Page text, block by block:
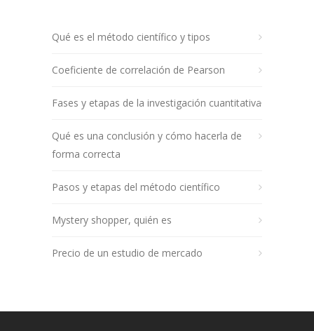
Qué es el método científico y tipos
Coeficiente de correlación de Pearson
Fases y etapas de la investigación cuantitativa
Qué es una conclusión y cómo hacerla de
forma correcta
Pasos y etapas del método científico
Mystery shopper, quién es
Precio de un estudio de mercado